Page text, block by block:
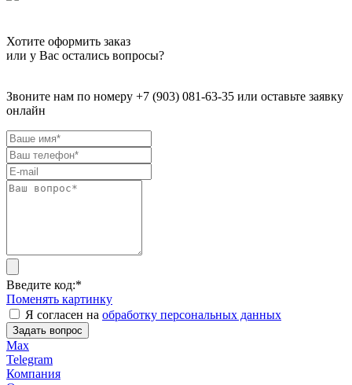
Хотите оформить заказ
или у Вас остались вопросы?
Звоните нам по номеру +7 (903) 081-63-35 или оставьте заявку
онлайн
Введите код:*
Поменять картинку
Я согласен на обработку персональных данных
Задать вопрос
Max
Telegram
Компания